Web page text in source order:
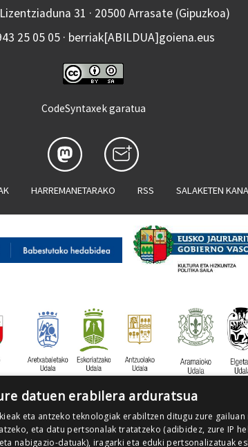
31 · 20500 Arrasate (Gipuzkoa)
25 05 05 · berriak[ABILDUA]goiena.eus
CodeSyntaxek garatua
HARREMANETARAKO RSS SALAKETEN
datuen erabilera arduratsua
eta antzeko teknologiak erabiltzen ditugu zure
eta datu pertsonalak tratatzeko (adibidez, zure IP
nabigazio-datuak), iragarki eta eduki pertsonalizatuak